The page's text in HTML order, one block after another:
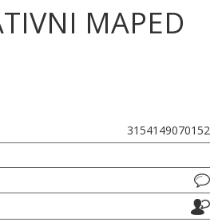
MAPED
3154149070152